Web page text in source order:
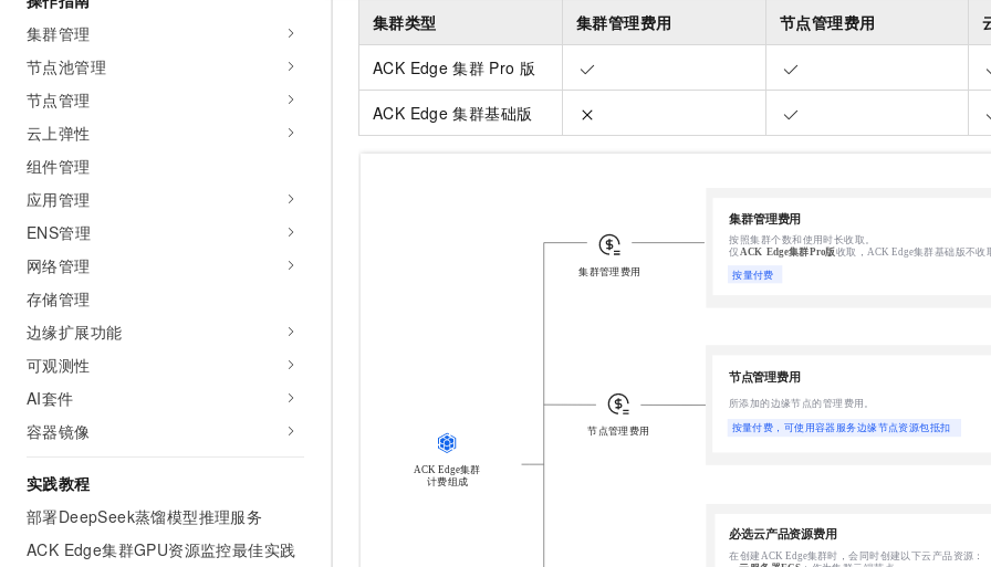
集群管理
节点池管理
节点管理
云上弹性
组件管理
应用管理
ENS管理
网络管理
存储管理
边缘扩展功能
可观测性
AI套件
容器镜像
实践教程
部署DeepSeek蒸馏模型推理服务
ACK Edge集群GPU资源监控最佳实践
集群类型 集群管理费用 节点管理费用
ACK Edge 集群 Pro 版
ACK Edge 集群基础版
能看、能想、能动手的多模态智能体模型 旗舰 MoE 大模型，百万上下文与顶尖推理能力
1M上下文，专为长程任务能力而生
图生视频，
个人版上线、团队版降价；千问3.8-Max首发发尝鲜
大模型服务平台百炼-应用模版
丰富多元化的应用模版和解决方案
大模型服务平台百炼-智能体
大模型解决方案
存储
安全
中间件
数据库
大数据计算
媒体服务
企业服务与云通信
域名与网站
终端用户计算
迁移与运维管理
云原生大数据计算服务 MaxCompute
面向分析的企业级SaaS模式云数据仓库
容器服务 Kubernetes 版 ACK
提供一站式管理容器应用的 K8s 服务 云原生的云上
安全
网络
可观测
上云与迁云
企业出海
政企业务
解决方案免费试用 新老同享
最高领取价值200元试用点，立即开启云上创新
AI 产品 免费试用
1亿+ 大模型 tokens 和 30+ 款产品免费体验
万小智 AI 建站低至 15元/月
送.CN域名，送备案服务码
Night Plan 支持 Qwen 3.8-Max NEW
夜间 5 折，Qwen/Meoo/TokenPlan 客户专享
AI 短剧/漫剧
AI助力短剧漫
AI 办公
AI智能应用，
电子合同
畅捷通
Tableau 订阅
快递物流查询
企业应用
ERP
财税管理
模板建站
成为服务
服务生态伙伴
云开发大赛
入门学习赛